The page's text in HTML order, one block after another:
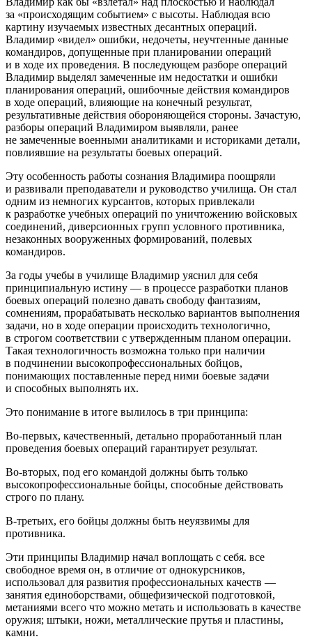
за «происходящим событием» с высоты. Наблюдая всю
картину изучаемых известных десантных операций.
Владимир «видел» ошибки, недочеты, неучтенные данные
командиров, допущенные при планировании операций
и в ходе их проведения. В последующем разборе операций
Владимир выделял замеченные им недостатки и ошибки
планирования операций, ошибочные действия командиров
в ходе операций, влияющие на конечный результат,
результативные действия обороняющейся стороны. Зачастую,
разборы операций Владимиром выявляли, ранее
не замеченные военными аналитиками и историками детали,
повлиявшие на результаты боевых операций.
Эту особенность работы сознания Владимира поощряли
и развивали преподаватели и руководство училища. Он стал
одним из немногих курсантов, которых привлекали
к разработке учебных операций по уничтожению войсковых
соединений, диверсионных групп условного противника,
незаконных вооруженных формирований, полевых
командиров.
За годы учебы в училище Владимир уяснил для себя
принципиальную истину — в процессе разработки планов
боевых операций полезно давать свободу фантазиям,
сомнениям, прорабатывать несколько вариантов выполнения
задачи, но в ходе операции происходить технологично,
в строгом соответствии с утвержденным планом операции.
Такая технологичность возможна только при наличии
в подчинении высокопрофессиональных бойцов,
понимающих поставленные перед ними боевые задачи
и способных выполнять их.
Это понимание в итоге вылилось в три принципа:
Во-первых, качественный, детально проработанный план
проведения боевых операций гарантирует результат.
Во-вторых, под его командой должны быть только
высокопрофессиональные бойцы, способные действовать
строго по плану.
В-третьих, его бойцы должны быть неуязвимы для
противника.
Эти принципы Владимир начал воплощать с себя. все
свободное время он, в отличие от однокурсников,
использовал для развития профессиональных качеств —
занятия единоборствами, общефизической подготовкой,
метаниями всего что можно метать и использовать в качестве
оружия; штыки, ножи, металлические прутья и пластины,
камни.